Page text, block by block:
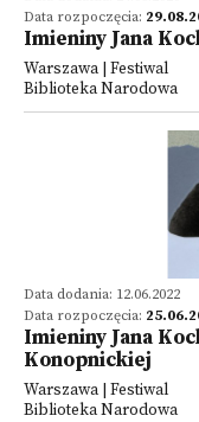
Data rozpoczęcia:
Imieniny Jana
Warszawa | Festiwal
Biblioteka Narodowa
Data dodania: 12.06.2022
Data rozpoczęcia:
Imieniny Jana
Konopnickiej
Warszawa | Festiwal
Biblioteka Narodowa